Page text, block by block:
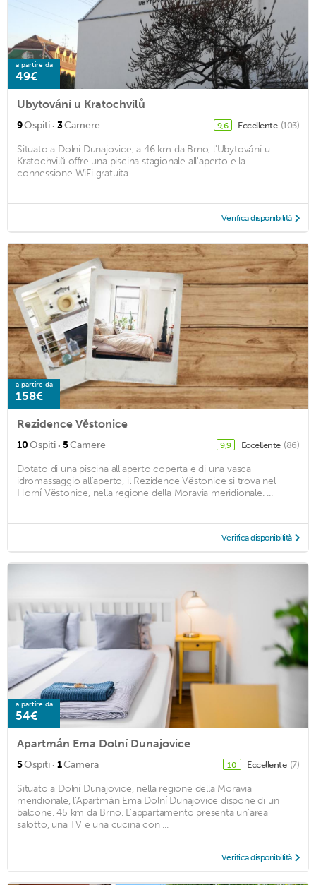
a partire da
49€
Ubytování u Kratochvílů
9Ospiti · 3Camere 9,6 Eccellente (103)
Situato a Dolní Dunajovice, a 46 km da Brno, l'Ubytování u
Kratochvílů offre una piscina stagionale all'aperto e la
connessione WiFi gratuita. ...
Verifica disponibilità
a partire da
158€
Rezidence Věstonice
10Ospiti · 5Camere 9,9 Eccellente (86)
Dotato di una piscina all'aperto coperta e di una vasca
idromassaggio all'aperto, il Rezidence Věstonice si trova nel
Horní Věstonice, nella regione della Moravia meridionale. ...
Verifica disponibilità
a partire da
54€
Apartmán Ema Dolní Dunajovice
5Ospiti · 1Camera 10 Eccellente (7)
Situato a Dolní Dunajovice, nella regione della Moravia
meridionale, l'Apartmán Ema Dolní Dunajovice dispone di un
balcone. 45 km da Brno. L'appartamento presenta un'area
salotto, una TV e una cucina con ...
Verifica disponibilità